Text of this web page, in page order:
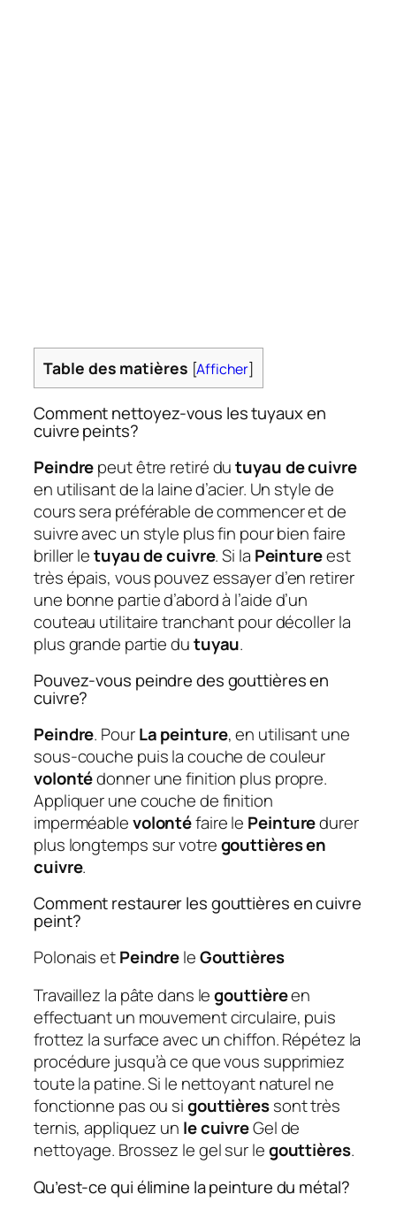
Table des matières [Afficher]
Comment nettoyez-vous les tuyaux en
cuivre peints?
Peindrepeut être retiré dutuyau de cuivre
en utilisant de la laine d’acier. Un style de
cours sera préférable de commencer et de
suivre avec un style plus fin pour bien faire
briller letuyau de cuivre. Si la Peintureest
très épais, vous pouvez essayer d’en retirer
une bonne partie d’abord à l’aide d’un
couteau utilitaire tranchant pour décoller la
plus grande partie dutuyau.
Pouvez-vous peindre des gouttières en
cuivre?
Peindre. PourLa peinture, en utilisant une
sous-couche puis la couche de couleur
volontédonner une finition plus propre.
Appliquer une couche de finition
imperméablevolontéfaire le Peinturedurer
plus longtemps sur votregouttières en
cuivre.
Comment restaurer les gouttières en cuivre
peint?
Polonais etPeindreleGouttières
Travaillez la pâte dans legouttièreen
effectuant un mouvement circulaire, puis
frottez la surface avec un chiffon. Répétez la
procédure jusqu’à ce que vous supprimiez
toute la patine. Si le nettoyant naturel ne
fonctionne pas ou sigouttièressont très
ternis, appliquez un le cuivreGel de
nettoyage. Brossez le gel sur legouttières.
Qu’est-ce qui élimine la peinture du métal?